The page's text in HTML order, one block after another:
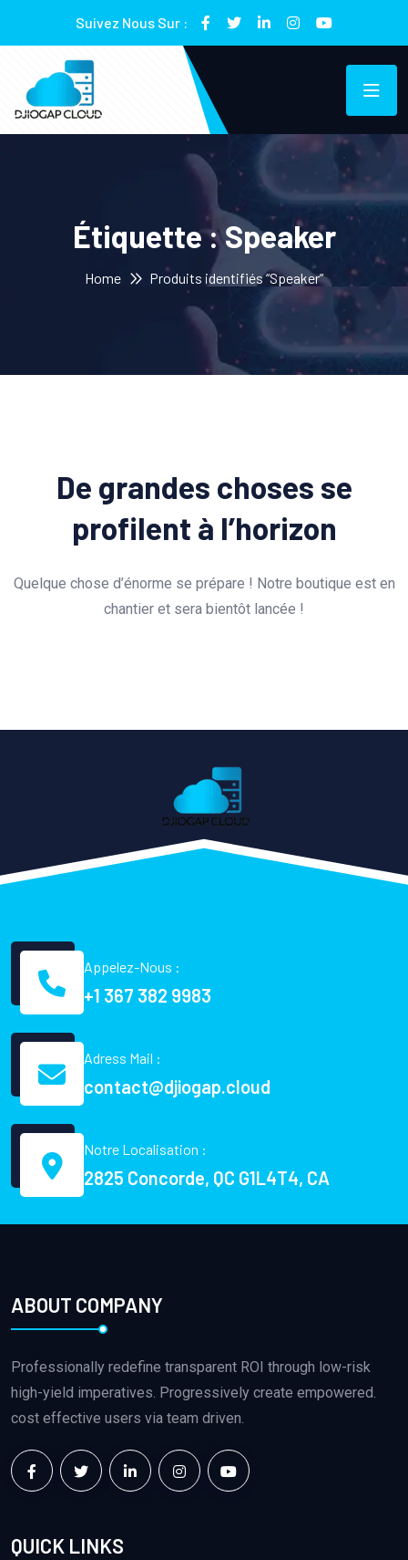
Suivez Nous Sur :
Étiquette :Speaker
Home Produits identifiés “Speaker”
De grandes choses se
profilent à l’horizon
Quelque chose d’énorme se prépare ! Notre boutique est en
chantier et sera bientôt lancée !
Appelez-Nous :
+1 367 382 9983
Adress Mail :
contact@djiogap.cloud
Notre Localisation :
2825 Concorde, QC G1L4T4, CA
ABOUT COMPANY
Professionally redefine transparent ROI through low-risk
high-yield imperatives. Progressively create empowered.
cost effective users via team driven.
QUICK LINKS